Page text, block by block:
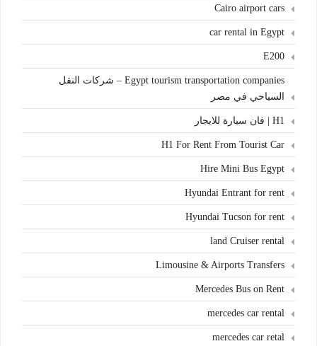
Cairo airport cars
car rental in Egypt
E200
Egypt tourism transportation companies – شركات النقل
السياحي في مصر
H1 | فان سيارة للايجار
H1 For Rent From Tourist Car
Hire Mini Bus Egypt
Hyundai Entrant for rent
Hyundai Tucson for rent
land Cruiser rental
Limousine & Airports Transfers
Mercedes Bus on Rent
mercedes car rental
mercedes car retal